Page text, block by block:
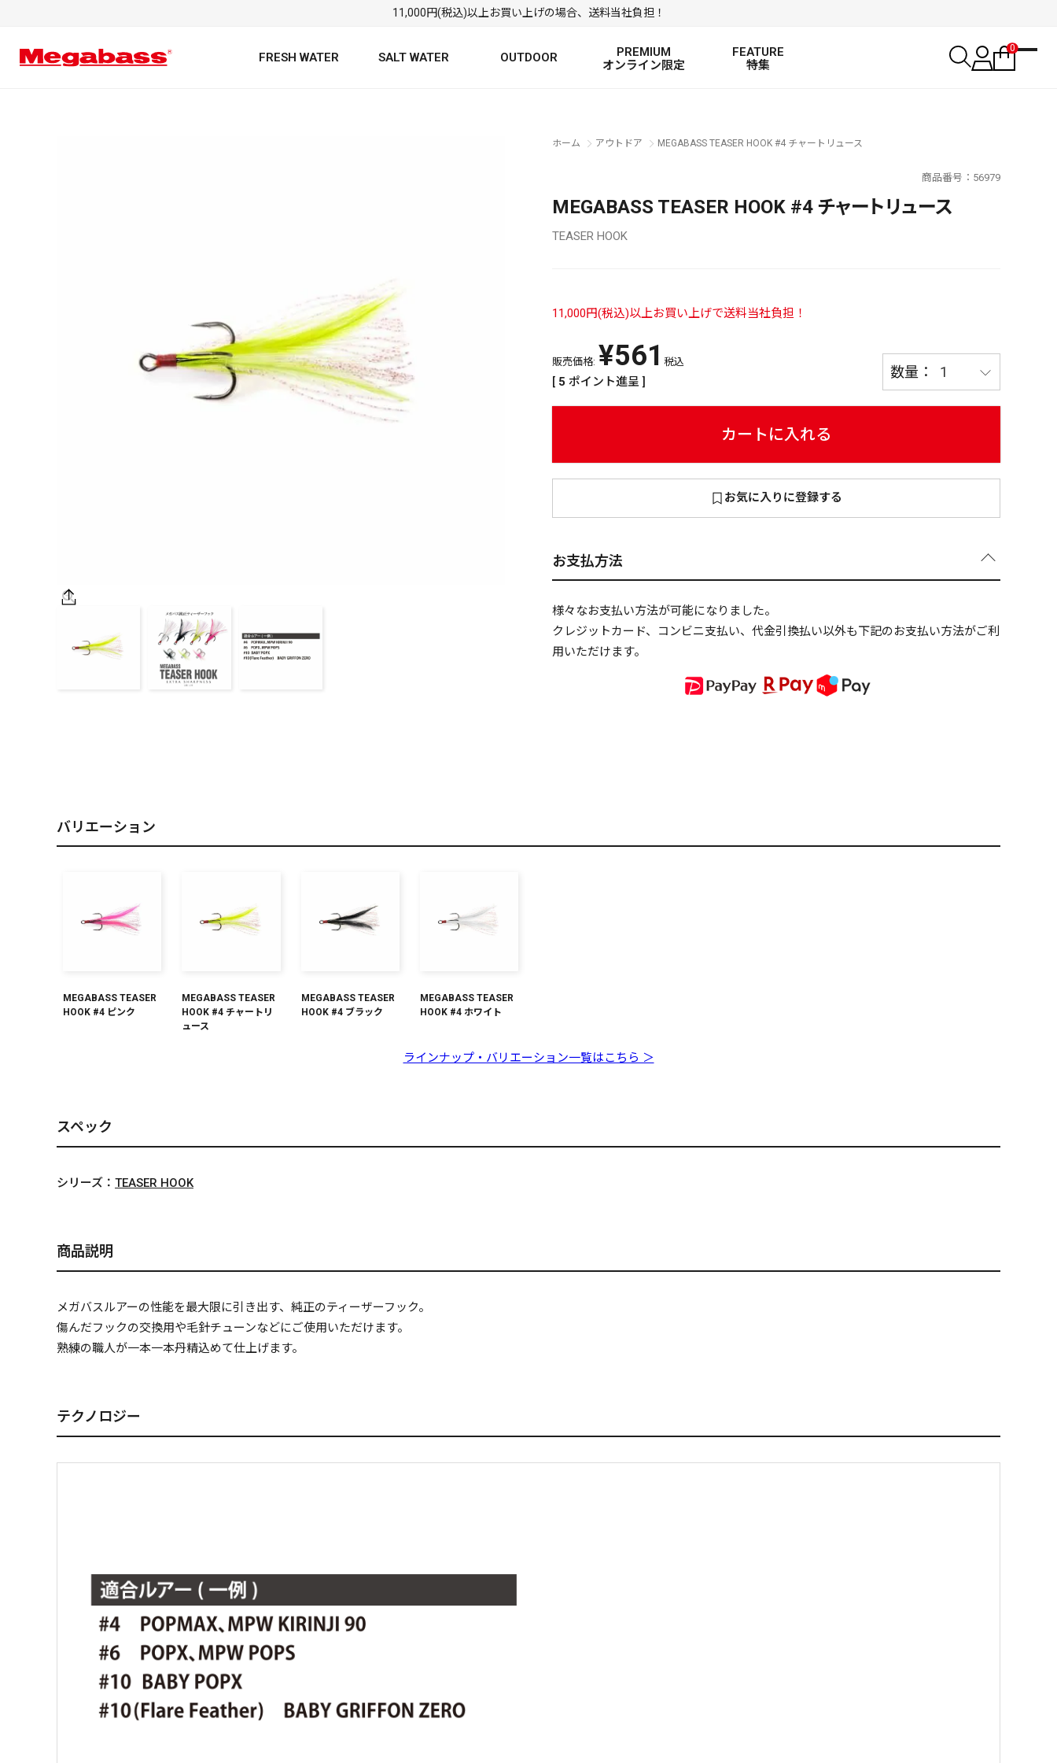
11,000円(税込)以上お買い上げの場合、送料当社負担！
FRESH WATER
TROUT ROD TROUT LURE
SALT WATER
SALTWATER LURE
OUTDOOR
PREMIUM
オンライン限定
FEATURE
特集
0
絞り込み検索
PREMIUM オンライン限定
OUTDOOR
ホーム アウトドア MEGABASS TEASER HOOK #4 チャートリュース
商品番号 56979
MEGABASS TEASER HOOK #4 チャートリュース
TEASER HOOK
11,000円(税込)以上お買い上げで送料当社負担！
販売価格: ¥561 税込
[ 5 ポイント進呈 ]
カートに入れる
お気に入りに登録する
お支払方法
様々なお支払い方法が可能になりました。
クレジットカード、コンビニ支払い、代金引換払い以外も下記のお支払い方法がご利
用いただけます。
バリエーション
MEGABASS TEASER
HOOK #4 ピンク
MEGABASS TEASER
HOOK #4 チャートリ
ュース
MEGABASS TEASER
HOOK #4 ブラック
MEGABASS TEASER
HOOK #4 ホワイト
ラインナップ・バリエーション一覧はこちら ＞
スペック
シリーズ： TEASER HOOK
商品説明
メガバスルアーの性能を最大限に引き出す、純正のティーザーフック。
傷んだフックの交換用や毛針チューンなどにご使用いただけます。
熟練の職人が一本一本丹精込めて仕上げます。
テクノロジー